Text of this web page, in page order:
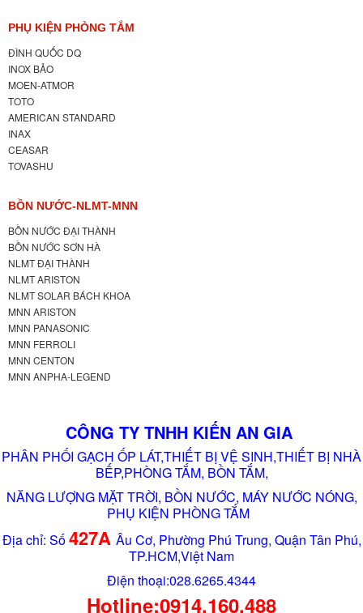
PHỤ KIỆN PHÒNG TẮM
ĐÌNH QUỐC DQ
INOX BẢO
MOEN-ATMOR
TOTO
AMERICAN STANDARD
INAX
CEASAR
TOVASHU
BỒN NƯỚC-NLMT-MNN
BỒN NƯỚC ĐẠI THÀNH
BỒN NƯỚC SƠN HÀ
NLMT ĐẠI THÀNH
NLMT ARISTON
NLMT SOLAR BÁCH KHOA
MNN ARISTON
MNN PANASONIC
MNN FERROLI
MNN CENTON
MNN ANPHA-LEGEND
CÔNG TY TNHH KIẾN AN GIA
PHÂN PHỐI GẠCH ỐP LÁT,THIẾT BỊ VỆ SINH,THIẾT BỊ NHÀ
BẾP,PHÒNG TẮM, BỒN TẮM,
NĂNG LƯỢNG MẶT TRỜI, BỒN NƯỚC, MÁY NƯỚC NÓNG,
PHỤ KIỆN PHÒNG TẮM
Địa chỉ: Số427A Âu Cơ, Phường Phú Trung, Quận Tân Phú,
TP.HCM,Việt Nam
Điện thoại:028.6265.4344
Hotline:0914.160.488